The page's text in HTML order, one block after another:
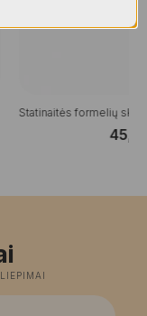
Statinaitės formelių